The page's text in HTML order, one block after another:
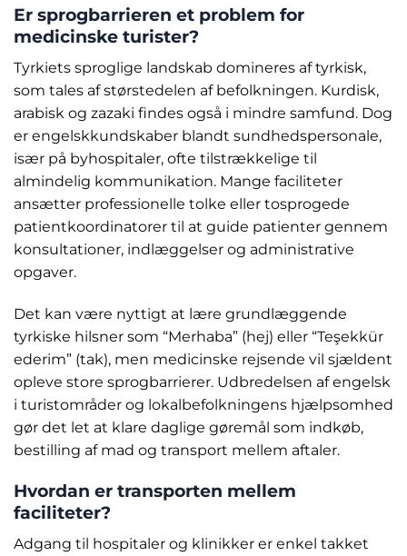
Er sprogbarrieren et problem for
medicinske turister?
Tyrkiets sproglige landskab domineres af tyrkisk,
som tales af størstedelen af befolkningen. Kurdisk,
arabisk og zazaki findes også i mindre samfund. Dog
er engelskkundskaber blandt sundhedspersonale,
især på byhospitaler, ofte tilstrækkelige til
almindelig kommunikation. Mange faciliteter
ansætter professionelle tolke eller tosprogede
patientkoordinatorer til at guide patienter gennem
konsultationer, indlæggelser og administrative
opgaver.
Det kan være nyttigt at lære grundlæggende
tyrkiske hilsner som “Merhaba” (hej) eller “Teşekkür
ederim” (tak), men medicinske rejsende vil sjældent
opleve store sprogbarrierer. Udbredelsen af engelsk
i turistområder og lokalbefolkningens hjælpsomhed
gør det let at klare daglige gøremål som indkøb,
bestilling af mad og transport mellem aftaler.
Hvordan er transporten mellem
faciliteter?
Adgang til hospitaler og klinikker er enkel takket